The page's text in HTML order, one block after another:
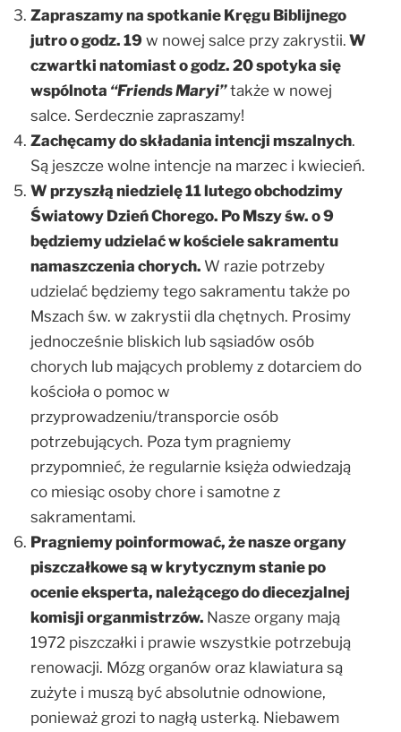
Zapraszamy na spotkanie Kręgu Biblijnego
jutro o godz. 19 w nowej salce przy zakrystii. W
czwartki natomiast o godz. 20 spotyka się
wspólnota “Friends Maryi” także w nowej
salce. Serdecznie zapraszamy!
Zachęcamy do składania intencji mszalnych.
Są jeszcze wolne intencje na marzec i kwiecień.
W przyszłą niedzielę 11 lutego obchodzimy
Światowy Dzień Chorego. Po Mszy św. o 9
będziemy udzielać w kościele sakramentu
namaszczenia chorych. W razie potrzeby
udzielać będziemy tego sakramentu także po
Mszach św. w zakrystii dla chętnych. Prosimy
jednocześnie bliskich lub sąsiadów osób
chorych lub mających problemy z dotarciem do
kościoła o pomoc w
przyprowadzeniu/transporcie osób
potrzebujących. Poza tym pragniemy
przypomnieć, że regularnie księża odwiedzają
co miesiąc osoby chore i samotne z
sakramentami.
Pragniemy poinformować, że nasze organy
piszczałkowe są w krytycznym stanie po
ocenie eksperta, należącego do diecezjalnej
komisji organmistrzów. Nasze organy mają
1972 piszczałki i prawie wszystkie potrzebują
renowacji. Mózg organów oraz klawiatura są
zużyte i muszą być absolutnie odnowione,
ponieważ grozi to nagłą usterką. Niebawem